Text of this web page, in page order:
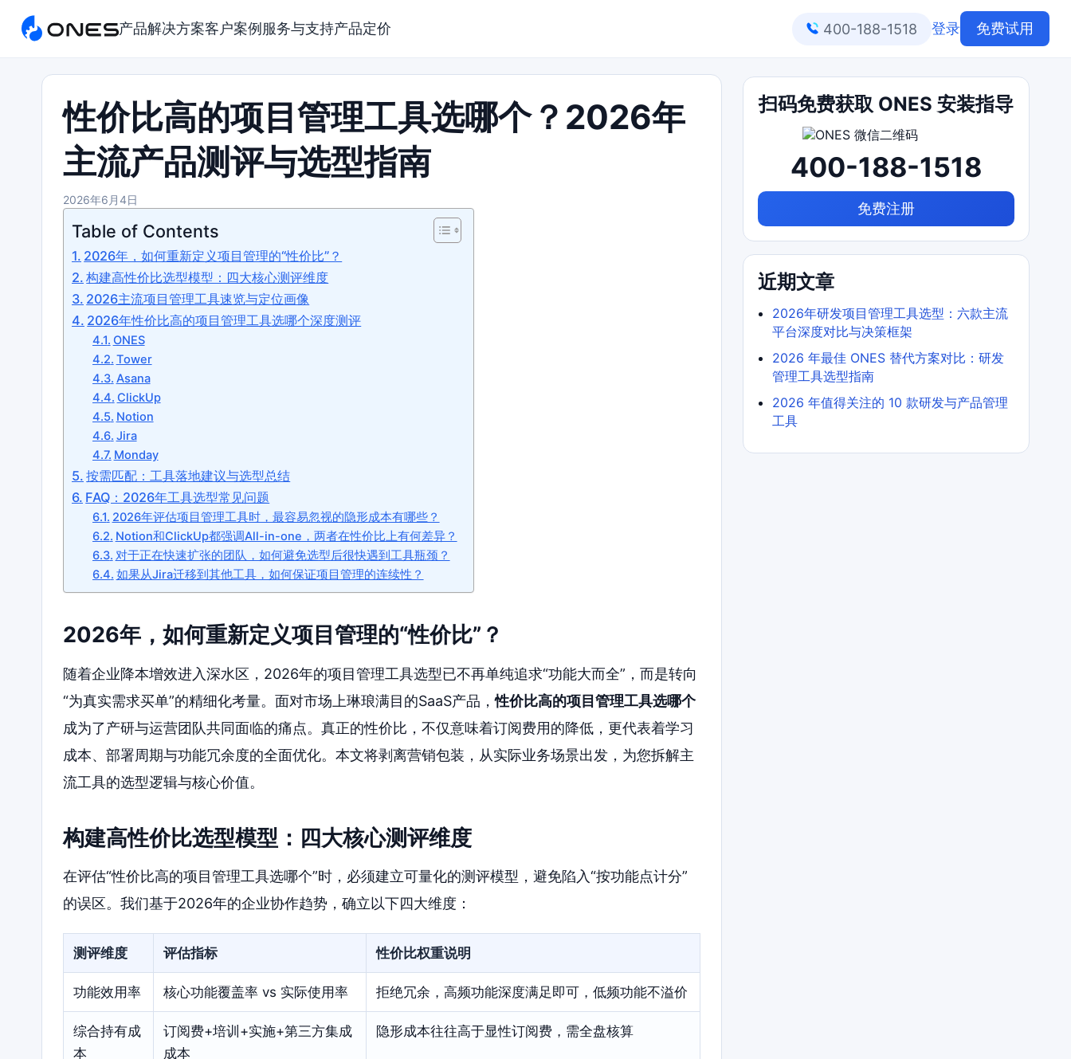
产品解决方案客户案例 服务与支持产品定价 400-188-1518 登录 免费试用
性价比高的项目管理工具选哪个？2026年
主流产品测评与选型指南
2026年6月4日
Table of Contents
2026年，如何重新定义项目管理的“性价比”？
构建高性价比选型模型：四大核心测评维度
2026主流项目管理工具速览与定位画像
2026年性价比高的项目管理工具选哪个深度测评
ONES
Tower
Asana
ClickUp
Notion
Jira
Monday
按需匹配：工具落地建议与选型总结
FAQ：2026年工具选型常见问题
2026年评估项目管理工具时，最容易忽视的隐形成本有哪些？
Notion和ClickUp都强调All-in-one，两者在性价比上有何差异？
对于正在快速扩张的团队，如何避免选型后很快遇到工具瓶颈？
如果从Jira迁移到其他工具，如何保证项目管理的连续性？
2026年，如何重新定义项目管理的“性价比”？
随着企业降本增效进入深水区，2026年的项目管理工具选型已不再单纯追求“功能大而全”，而是转向
“为真实需求买单”的精细化考量。面对市场上琳琅满目的SaaS产品，性价比高的项目管理工具选哪个
成为了产研与运营团队共同面临的痛点。真正的性价比，不仅意味着订阅费用的降低，更代表着学习
成本、部署周期与功能冗余度的全面优化。本文将剥离营销包装，从实际业务场景出发，为您拆解主
流工具的选型逻辑与核心价值。
构建高性价比选型模型：四大核心测评维度
在评估“性价比高的项目管理工具选哪个”时，必须建立可量化的测评模型，避免陷入“按功能点计分”
的误区。我们基于2026年的企业协作趋势，确立以下四大维度：
测评维度 评估指标 性价比权重说明
功能效用率 核心功能覆盖率 vs 实际使用率 拒绝冗余，高频功能深度满足即可，低频功能不溢价
综合持有成
本
订阅费+培训+实施+第三方集成
成本
隐形成本往往高于显性订阅费，需全盘核算
扫码免费获取 ONES 安装指导
400-188-1518
免费注册
近期文章
2026年研发项目管理工具选型：六款主流
平台深度对比与决策框架
2026 年最佳 ONES 替代方案对比：研发
管理工具选型指南
2026 年值得关注的 10 款研发与产品管理
工具